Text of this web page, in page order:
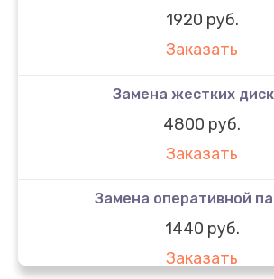
1920 руб.
Заказать
Замена жестких
4800 руб.
Заказать
Замена оперативной
1440 руб.
Заказать